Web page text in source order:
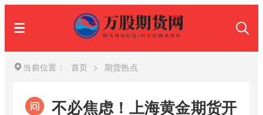
当前位置： 首页 > 期货热点
不必焦虑！上海黄金期货开